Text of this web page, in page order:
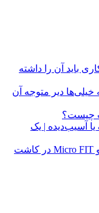
باید آن را داشته
دیر متوجه آن
چیست؟
آسیب‌دیده | یک
مقایسه روش‌های FUE، FUT، SUT و Micro FIT در کاشت